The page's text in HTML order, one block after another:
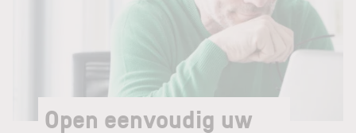
Open eenvoudig uw